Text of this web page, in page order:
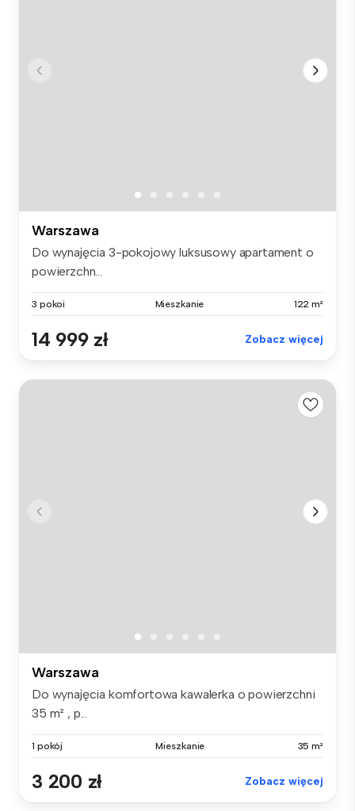
Warszawa
Do wynajęcia 3-pokojowy luksusowy apartament o
powierzchn...
3 pokoi Mieszkanie 122 m²
14 999 zł Zobacz więcej
Warszawa
Do wynajęcia komfortowa kawalerka o powierzchni
35 m² , p...
1 pokój Mieszkanie 35 m²
3 200 zł Zobacz więcej